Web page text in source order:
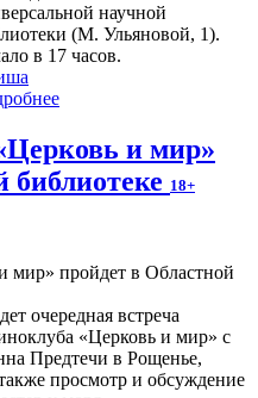
научной
(М. Ульяновой, 1).
в 17 часов.
и мир»
библиотеке 18+
очередная встреча
«Церковь и мир» с
Предтечи в Рощенье,
просмотр и обсуждение